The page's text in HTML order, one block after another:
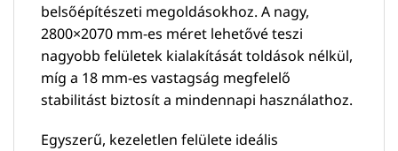
belsőépítészeti megoldásokhoz. A nagy,
2800×2070 mm-es méret lehetővé teszi
nagyobb felületek kialakítását toldások nélkül,
míg a 18 mm-es vastagság megfelelő
stabilitást biztosít a mindennapi használathoz.
Egyszerű, kezeletlen felülete ideális